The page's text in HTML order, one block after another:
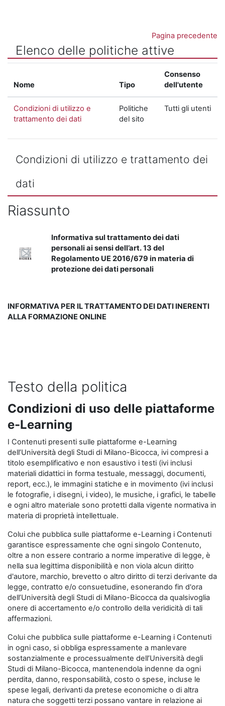
Pagina precedente
Elenco delle politiche attive
Nome Tipo
Consenso
dell'utente
Condizioni di utilizzo e
trattamento dei dati
Politiche
del sito
Tutti gli utenti
Condizioni di utilizzo e trattamento dei
dati
Riassunto
Informativa sul trattamento dei dati
personali ai sensi dell’art. 13 del
Regolamento UE 2016/679 in materia di
protezione dei dati personali
INFORMATIVA PER IL TRATTAMENTO DEI DATI INERENTI
ALLA FORMAZIONE ONLINE
Testo della politica
Condizioni di uso delle piattaforme
e-Learning
I Contenuti presenti sulle piattaforme e-Learning
dell’Università degli Studi di Milano-Bicocca, ivi compresi a
titolo esemplificativo e non esaustivo i testi (ivi inclusi
materiali didattici in forma testuale, messaggi, documenti,
report, ecc.), le immagini statiche e in movimento (ivi inclusi
le fotografie, i disegni, i video), le musiche, i grafici, le tabelle
e ogni altro materiale sono protetti dalla vigente normativa in
materia di proprietà intellettuale.
Colui che pubblica sulle piattaforme e-Learning i Contenuti
garantisce espressamente che ogni singolo Contenuto,
oltre a non essere contrario a norme imperative di legge, è
nella sua legittima disponibilità e non viola alcun diritto
d'autore, marchio, brevetto o altro diritto di terzi derivante da
legge, contratto e/o consuetudine, esonerando fin d'ora
dell’Università degli Studi di Milano-Bicocca da qualsivoglia
onere di accertamento e/o controllo della veridicità di tali
affermazioni.
Colui che pubblica sulle piattaforme e-Learning i Contenuti
in ogni caso, si obbliga espressamente a manlevare
sostanzialmente e processualmente dell’Università degli
Studi di Milano-Bicocca, mantenendola indenne da ogni
perdita, danno, responsabilità, costo o spese, incluse le
spese legali, derivanti da pretese economiche o di altra
natura che soggetti terzi possano vantare in relazione ai